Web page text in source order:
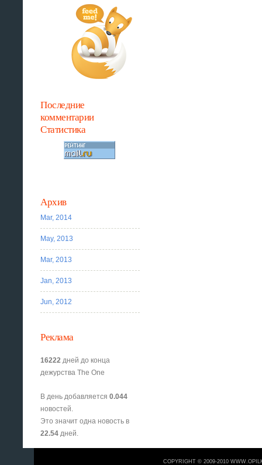
Последние
комментарии
Статистика
Архив
Mar, 2014
May, 2013
Mar, 2013
Jan, 2013
Jun, 2012
Реклама
16222 дней до конца
дежурства The One
В день добавляется0.044
новостей.
Это значит одна новость в
22.54 дней.
COPYRIGHT © 2009-2010